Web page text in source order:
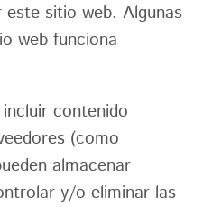
sitio web. Algunas
web funciona
contenido
(como
almacenar
y/o eliminar las